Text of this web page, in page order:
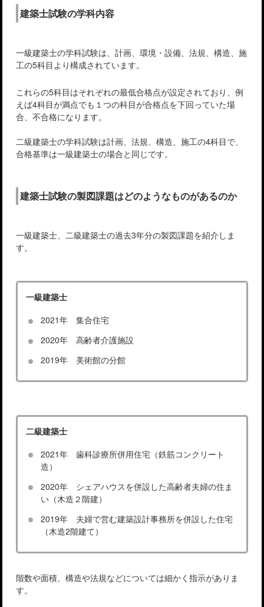
建築士試験の学科内容
一級建築士の学科試験は、計画、環境・設備、法規、構造、施
工の5科目より構成されています。
これらの5科目はそれぞれの最低合格点が設定されており、例
えば4科目が満点でも１つの科目が合格点を下回っていた場
合、不合格になります。
二級建築士の学科試験は計画、法規、構造、施工の4科目で、
合格基準は一級建築士の場合と同じです。
建築士試験の製図課題はどのようなものがあるのか
一級建築士、二級建築士の過去3年分の製図課題を紹介しま
す。
一級建築士
2021年 集合住宅
2020年 高齢者介護施設
2019年 美術館の分館
二級建築士
2021年 歯科診療所併用住宅（鉄筋コンクリート
造）
2020年 シェアハウスを併設した高齢者夫婦の住ま
い（木造２階建）
2019年 夫婦で営む建築設計事務所を併設した住宅
（木造2階建て）
階数や面積、構造や法規などについては細かく指示がありま
す。